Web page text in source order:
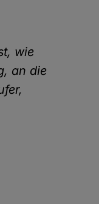
wie
an die